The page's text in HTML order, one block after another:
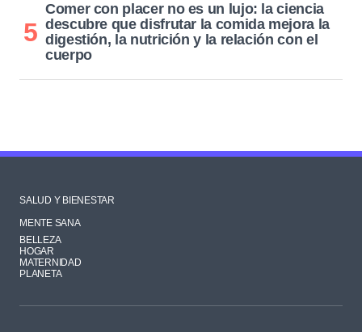
Comer con placer no es un lujo: la ciencia
descubre que disfrutar la comida mejora la
digestión, la nutrición y la relación con el
cuerpo
SALUD Y BIENESTAR
MENTE SANA
BELLEZA
HOGAR
MATERNIDAD
PLANETA